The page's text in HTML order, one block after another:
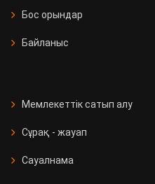
Бос орындар
Байланыс
Мемлекеттік сатып алу
Сұрақ - жауап
Сауалнама